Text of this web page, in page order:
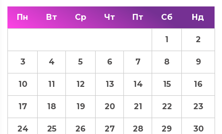
Пн Вт Ср Чт Пт Сб Нд
1 2
3 4 5 6 7 8 9
10 11 12 13 14 15 16
17 18 19 20 21 22 23
24 25 26 27 28 29 30